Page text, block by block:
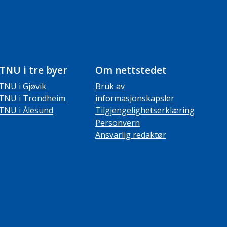
i tre byer
i Gjøvik
i Trondheim
i Ålesund
Om nettstedet
Bruk av
informasjonskapsler
Tilgjengelighetserklæring
Personvern
Ansvarlig redaktør